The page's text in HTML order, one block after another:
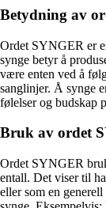
Betydning av
Ordet SYNGER er
synge betyr å
være enten ved å
sanglinjer. Å synge
følelser og budskap
Bruk av ordet
Ordet SYNGER
entall. Det viser til
eller som en